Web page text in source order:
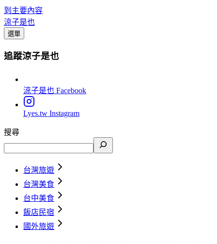
到主要內容
涼子是也
選單
追蹤涼子是也
涼子是也 Facebook
Lyes.tw Instagram
搜尋
台灣旅遊
台灣美食
台中美食
飯店民宿
國外旅遊